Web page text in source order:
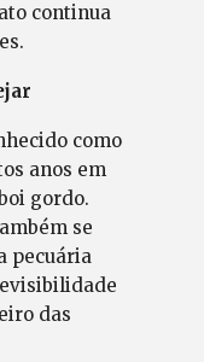
continua
como
anos em
gordo.
se
pecuária
das